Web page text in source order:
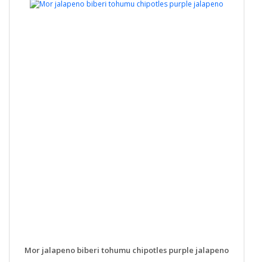
DETAYLAR
Mor jalapeno biberi tohumu chipotles purple jalapeno